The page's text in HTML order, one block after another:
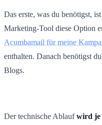
Das erste, was du benötigst,
Marketing-Tool diese Option
Acumbamail für meine
enthalten. Danach benötigst
Blogs.
Der technische Ablaufwird je